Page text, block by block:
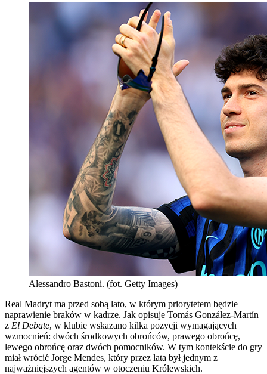
Alessandro Bastoni. (fot. Getty Images)
Real Madryt ma przed sobą lato, w którym priorytetem będzie
naprawienie braków w kadrze. Jak opisuje Tomás González-Martín
z El Debate, w klubie wskazano kilka pozycji wymagających
wzmocnień: dwóch środkowych obrońców, prawego obrońcę,
lewego obrońcę oraz dwóch pomocników. W tym kontekście do gry
miał wrócić Jorge Mendes, który przez lata był jednym z
najważniejszych agentów w otoczeniu Królewskich.